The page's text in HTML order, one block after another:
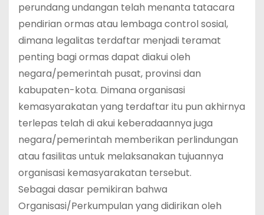
perundang undangan telah menanta tatacara
pendirian ormas atau lembaga control sosial,
dimana legalitas terdaftar menjadi teramat
penting bagi ormas dapat diakui oleh
negara/pemerintah pusat, provinsi dan
kabupaten-kota. Dimana organisasi
kemasyarakatan yang terdaftar itu pun akhirnya
terlepas telah di akui keberadaannya juga
negara/pemerintah memberikan perlindungan
atau fasilitas untuk melaksanakan tujuannya
organisasi kemasyarakatan tersebut.
Sebagai dasar pemikiran bahwa
Organisasi/Perkumpulan yang didirikan oleh